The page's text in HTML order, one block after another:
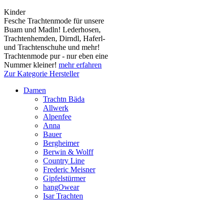
Kinder
Fesche Trachtenmode für unsere
Buam und Madln! Lederhosen,
Trachtenhemden, Dirndl, Haferl-
und Trachtenschuhe und mehr!
Trachtenmode pur - nur eben eine
Nummer kleiner! mehr erfahren
Zur Kategorie Hersteller
Damen
Trachtn Bäda
Allwerk
Alpenfee
Anna
Bauer
Bergheimer
Berwin & Wolff
Country Line
Frederic Meisner
Gipfelstürmer
hangOwear
Isar Trachten